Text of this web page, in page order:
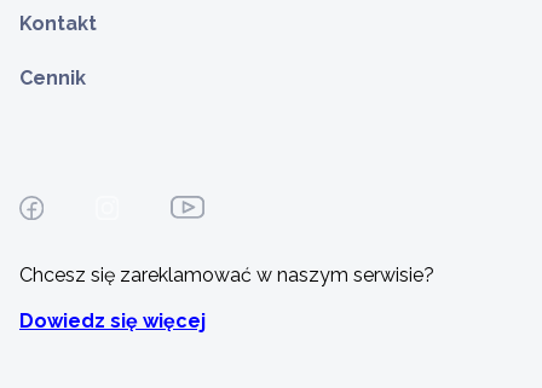
Kontakt
Cennik
Chcesz się zareklamować w naszym serwisie?
Dowiedz się więcej